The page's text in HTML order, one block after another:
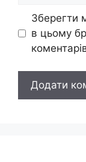
Зберегти
в цьому